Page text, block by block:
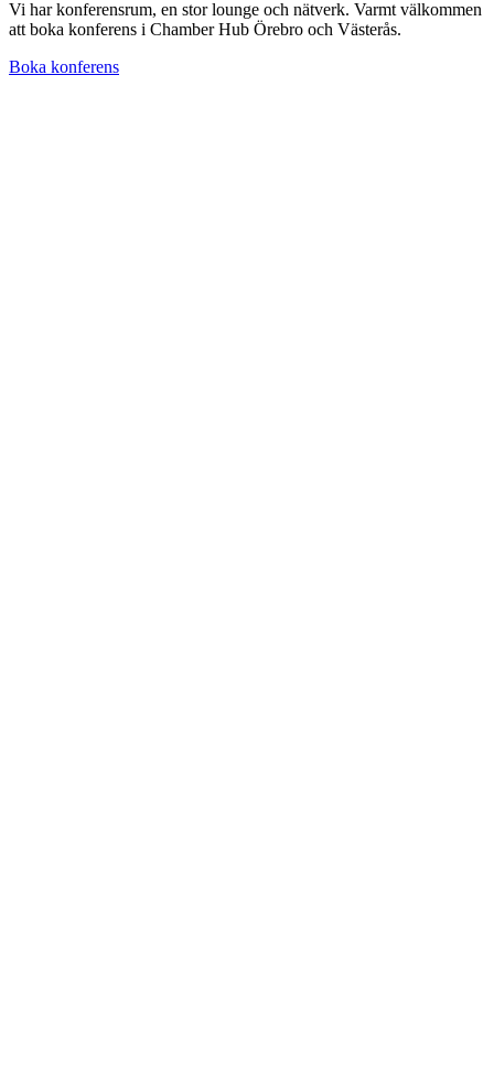
Vi har konferensrum, en stor lounge och nätverk. Varmt välkommen
att boka konferens i Chamber Hub Örebro och Västerås.
Boka konferens